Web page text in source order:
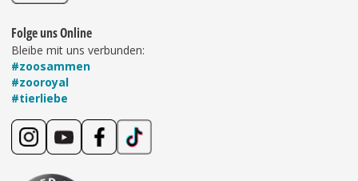
Folge uns Online
Bleibe mit uns verbunden:
#zoosammen
#zooroyal
#tierliebe